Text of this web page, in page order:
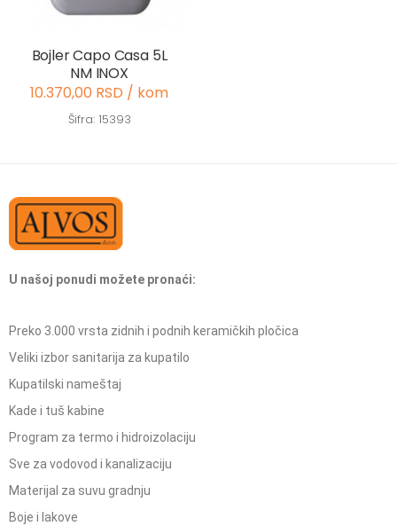
Bojler Capo Casa 5L
NM INOX
10.370,00 RSD / kom
Šifra: 15393
U našoj ponudi možete pronaći:
Preko 3.000 vrsta zidnih i podnih keramičkih pločica
Veliki izbor sanitarija za kupatilo
Kupatilski nameštaj
Kade i tuš kabine
Program za termo i hidroizolaciju
Sve za vodovod i kanalizaciju
Materijal za suvu gradnju
Boje i lakove